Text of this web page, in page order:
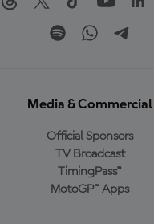
Media & Commercial
Official Sponsors
TV Broadcast
TimingPass™
MotoGP™ Apps